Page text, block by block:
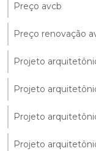
Preço avcb
Preço renovação
Projeto
Projeto
Projeto
Projeto